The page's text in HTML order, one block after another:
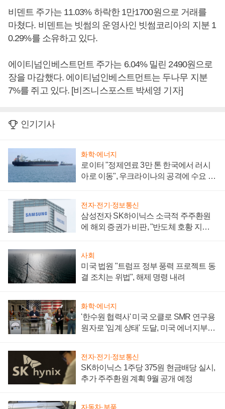
비덴트 주가는 11.03% 하락한 1만1700원으로 거래를
마쳤다. 비덴트는 빗썸의 운영사인 빗썸코리아의 지분 1
0.29%를 소유하고 있다.
에이티넘인베스트먼트 주가는 6.04% 밀린 2490원으로
장을 마감했다. 에이티넘인베스트먼트는 두나무 지분
7%를 쥐고 있다. [비즈니스포스트 박세영 기자]
인기기사
화학·에너지
로이터 "정제연료 3만 톤 한국에서 러시
아로 이동", 우크라이나의 공격에 수요 늘
전자·전기·정보통신
삼성전자 SK하이닉스 소극적 주주환원
에 해외 증권가 비판, "반도체 호황 지속
사회
미국 법원 "트럼프 정부 풍력 프로젝트 동
결 조치는 위법", 해제 명령 내려
화학·에너지
'한수원 협력사' 미국 오클로 SMR 연구용
원자로 '임계 상태' 도달, 미국 에너지부
전자·전기·정보통신
SK하이닉스 1주당 375원 현금배당 실시,
추가 주주환원 계획 9월 공개 예정
자동차·부품